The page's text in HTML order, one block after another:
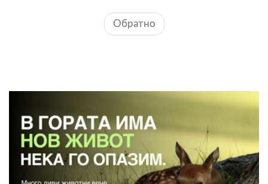
Обратно